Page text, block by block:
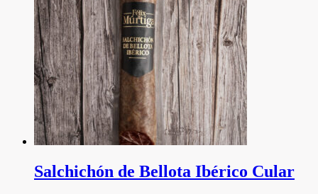
Salchichón de Bellota Ibérico Cular